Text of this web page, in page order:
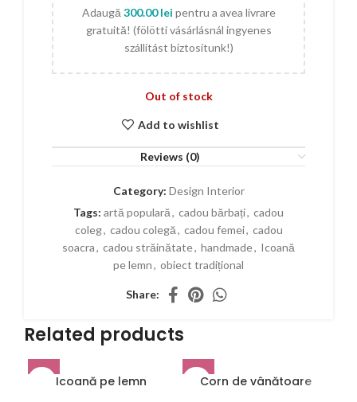
Adaugă300.00lei pentru a avea livrare
gratuită! (fölötti vásárlásnál ingyenes
szállítást biztosítunk!)
Out of stock
Add to wishlist
Reviews (0)
Category: Design Interior
Tags: artă populară, cadou bărbați, cadou
coleg, cadou colegă, cadou femei, cadou
soacra, cadou străinătate, handmade, Icoană
pe lemn, obiect tradițional
Share:
Related products
SOLD OUT
Icoană pe lemn SOLD OUT
Corn de vânătoare